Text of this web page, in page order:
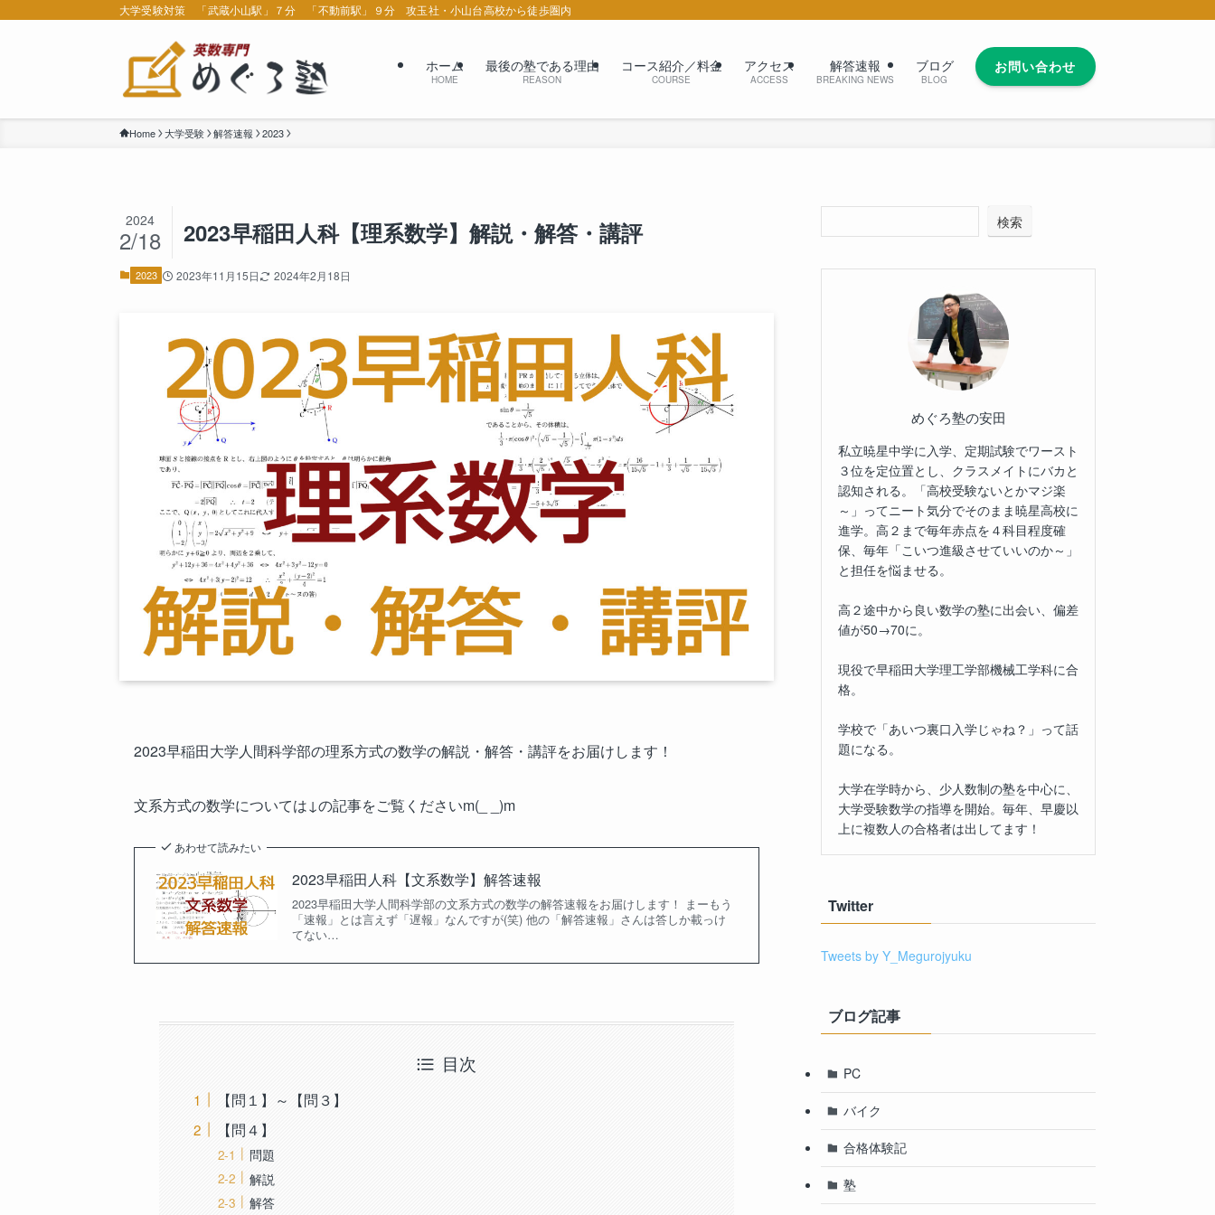
大学受験対策 「武蔵小山駅」７分 「不動前駅」９分 攻玉社・小山台高校から徒歩圏内
ホーム
HOME
最後の塾である理由
REASON
コース紹介／料金
COURSE
アクセス
ACCESS
解答速報
BREAKING NEWS
ブログ
BLOG
お問い合わせ
Home 大学受験 解答速報 2023
2023早稲田人科【理系数学】解説・解答・講評
2024
2/18
2023 2023年11月15日 2024年2月18日
2023早稲田大学人間科学部の理系方式の数学の解説・解答・講評をお届けします！
文系方式の数学については↓の記事をご覧くださいm(_ _)m
あわせて読みたい
2023早稲田人科【文系数学】解答速報
2023早稲田大学人間科学部の文系方式の数学の解答速報をお届けします！ まーもう
「速報」とは言えず「遅報」なんですが(笑) 他の「解答速報」さんは答しか載っけ
てない…
目次
【問１】～【問３】
【問４】
問題
解説
解答
検索
めぐろ塾の安田
私立暁星中学に入学、定期試験でワースト
３位を定位置とし、クラスメイトにバカと
認知される。「高校受験ないとかマジ楽
～」ってニート気分でそのまま暁星高校に
進学。高２まで毎年赤点を４科目程度確
保、毎年「こいつ進級させていいのか～」
と担任を悩ませる。
高２途中から良い数学の塾に出会い、偏差
値が50→70に。
現役で早稲田大学理工学部機械工学科に合
格。
学校で「あいつ裏口入学じゃね？」って話
題になる。
大学在学時から、少人数制の塾を中心に、
大学受験数学の指導を開始。毎年、早慶以
上に複数人の合格者は出してます！
Twitter
Tweets by Y_Megurojyuku
ブログ記事
PC
バイク
合格体験記
塾